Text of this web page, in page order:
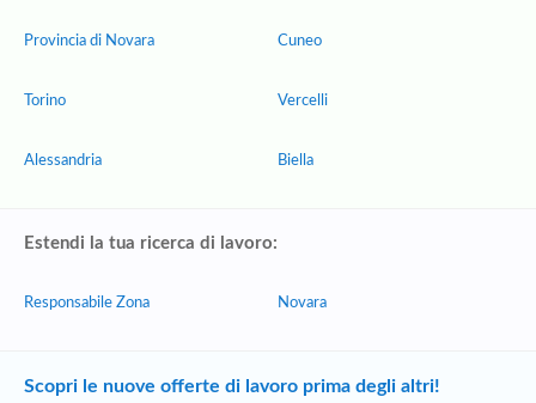
Provincia di Novara
Torino
Alessandria
Cuneo
Vercelli
Biella
Estendi la tua ricerca di lavoro:
Responsabile Zona Novara
Scopri le nuove offerte di lavoro prima degli altri!